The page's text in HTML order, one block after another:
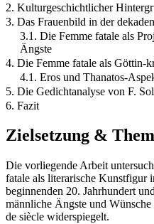
2. Kulturgeschichtlicher
3. Das Frauenbild in der
3.1. Die Femme fatale als
Ängste
4. Die Femme fatale als Göttin-
4.1. Eros und Thanatos-
5. Die Gedichtanalyse von F.
6. Fazit
Zielsetzung &
Die vorliegende Arbeit
fatale als literarische Kunstfigur
beginnenden 20. Jahrhundert
männliche Ängste und
de siècle widerspiegelt.